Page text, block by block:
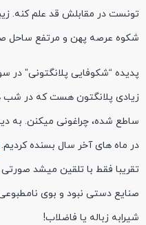
تونست در مقابلش قد علم کنه.
شکوه عرصه پهن و مرتفع ساحل
پدیده “شکوفایی پلانگتونی” در
زیادی پلانگتون هست که در شب
ساطع شده، چراغونی میکنن. به
در ماه های آخر سال بسنده کردیم.
تقریبا فقط با تلقین میشد صورتی
صنایع دستی نبود و بوی
شیرابه زباله یا فاضلاب!